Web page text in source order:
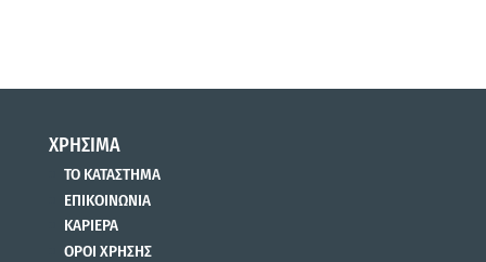
ΧΡΗΣΙΜΑ
ΤΟ ΚΑΤΑΣΤΗΜΑ
ΕΠΙΚΟΙΝΩΝΙΑ
ΚΑΡΙΕΡΑ
ΟΡΟΙ ΧΡΗΣΗΣ